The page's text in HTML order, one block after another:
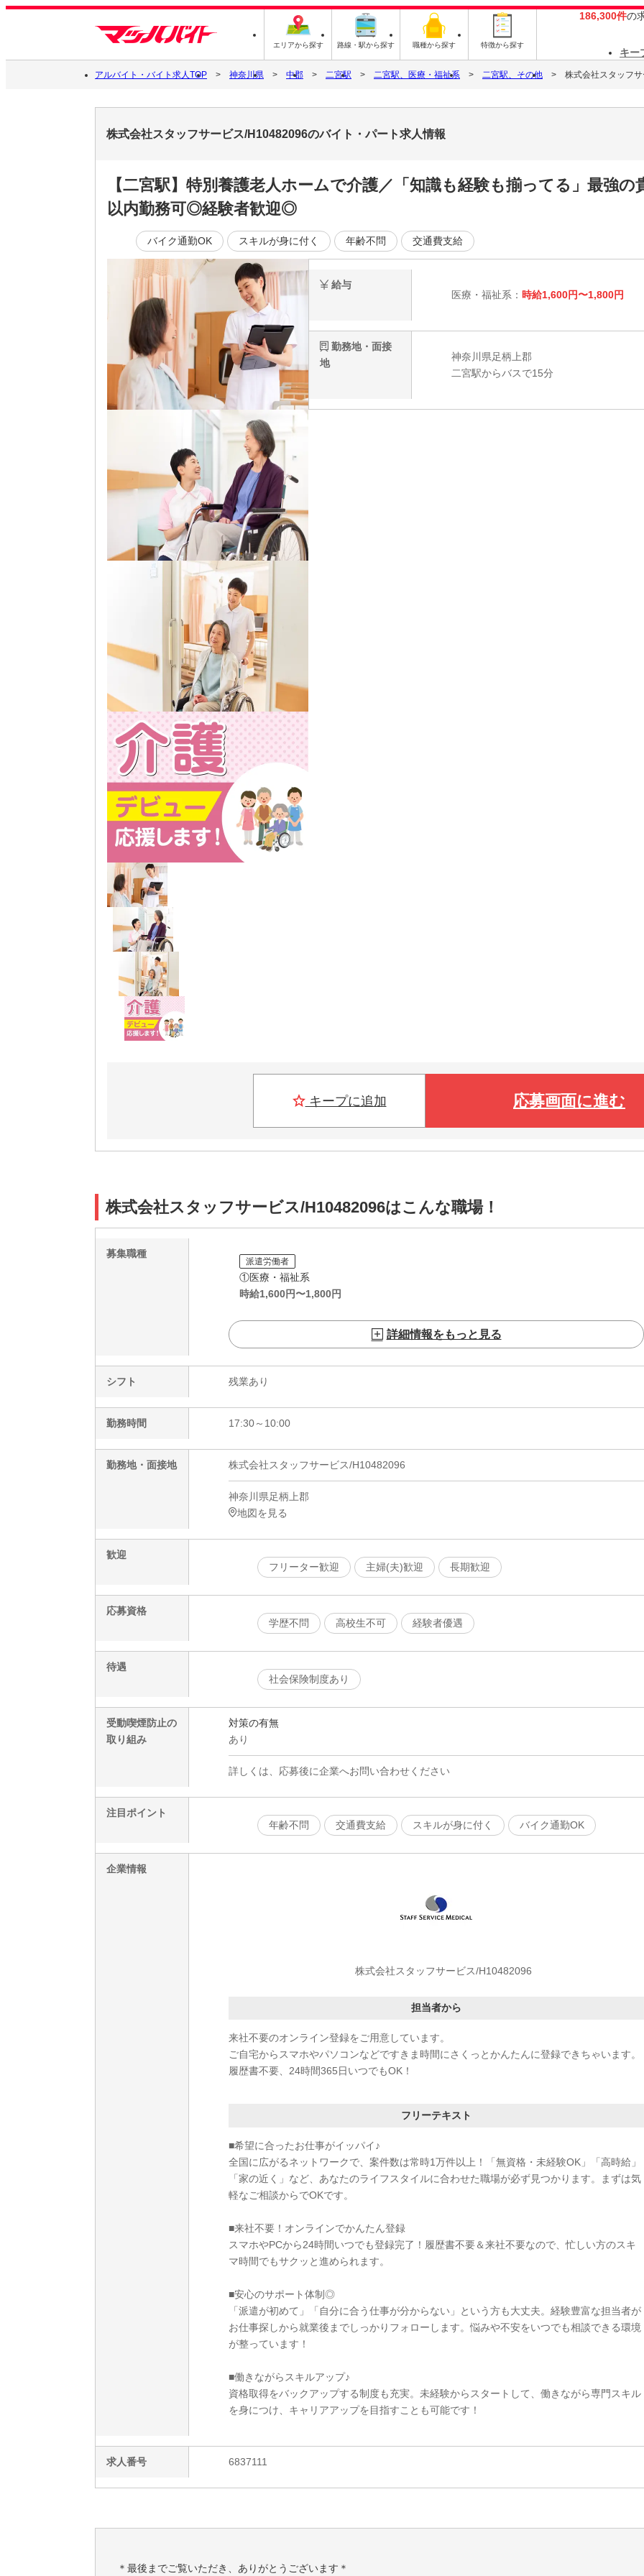
エリアから探す 路線・駅から探す 職種から探す 特徴から探す
186,300件の
キー
アルバイト・バイト求人TOP 神奈川県 中郡 二宮駅 二宮駅、医療・福祉系 二宮駅、その他 株式会社スタッフ
株式会社スタッフサービス/H10482096のバイト・パート求人情報
【二宮駅】特別養護老人ホームで介護／「知識も経験も揃ってる」最強
以内勤務可◎経験者歓迎◎
バイク通勤OK スキルが身に付く 年齢不問 交通費支給
給与
医療・福祉系： 時給1,600円〜1,800円
勤務地・面接
地
神奈川県足柄上郡
二宮駅からバスで15分
キープに追加 応募画面に進む
株式会社スタッフサービス/H10482096はこんな職場！
募集職種
派遣労働者
①医療・福祉系
時給1,600円〜1,800円
詳細情報をもっと見る
シフト 残業あり
勤務時間 17:30～10:00
勤務地・面接地 株式会社スタッフサービス/H10482096
神奈川県足柄上郡
地図を見る
歓迎
フリーター歓迎
主婦(夫)歓迎 長期歓迎
応募資格
学歴不問
高校生不可 経験者優遇
待遇
社会保険制度あり
受動喫煙防止の
取り組み
対策の有無
あり
詳しくは、応募後に企業へお問い合わせください
注目ポイント
年齢不問
交通費支給 スキルが身に付く バイク通勤OK
企業情報
株式会社スタッフサービス/H10482096
担当者から
来社不要のオンライン登録をご用意しています。
ご自宅からスマホやパソコンなどですきま時間にさくっとかんたんに登録できちゃいます。
履歴書不要、24時間365日いつでもOK！
フリーテキスト
■希望に合ったお仕事がイッパイ♪
全国に広がるネットワークで、案件数は常時1万件以上！「無資格・未経験OK」「高時給」
「家の近く」など、あなたのライフスタイルに合わせた職場が必ず見つかります。まずは気
軽なご相談からでOKです。
■来社不要！オンラインでかんたん登録
スマホやPCから24時間いつでも登録完了！履歴書不要＆来社不要なので、忙しい方のスキ
マ時間でもサクッと進められます。
■安心のサポート体制◎
「派遣が初めて」「自分に合う仕事が分からない」という方も大丈夫。経験豊富な担当者が
お仕事探しから就業後までしっかりフォローします。悩みや不安をいつでも相談できる環境
が整っています！
■働きながらスキルアップ♪
資格取得をバックアップする制度も充実。未経験からスタートして、働きながら専門スキル
を身につけ、キャリアアップを目指すことも可能です！
求人番号 6837111
＊最後までご覧いただき、ありがとうございます＊